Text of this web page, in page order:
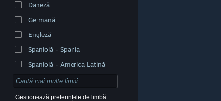
Daneză
Germană
Engleză
Spaniolă - Spania
Spaniolă - America Latină
Gestionează preferințele de limbă